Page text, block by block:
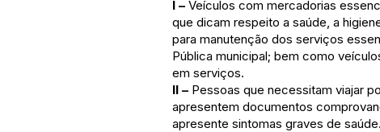
I – Veículos com mercadorias
que dicam respeito a saúde, a
para manutenção dos serviços
Pública municipal; bem como
em serviços.
II – Pessoas que necessitam viajar
apresentem documentos
apresente sintomas graves de saúde.